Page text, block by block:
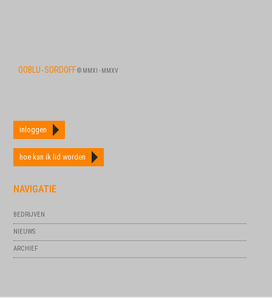
OOBLU - SORDOFF© MMXI - MMXV
inloggen
hoe kan ik lid worden
NAVIGATIE
BEDRIJVEN
NIEUWS
ARCHIEF